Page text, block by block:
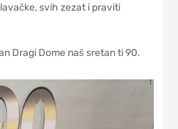
svih zezat i praviti
Dragi Dome naš sretan ti 90.